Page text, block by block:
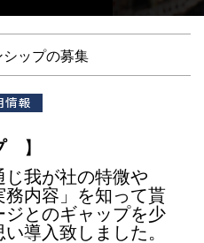
ップの募集
】
我が社の特微や
務内容」を知って貰
とのギャップを少
導入致しました。